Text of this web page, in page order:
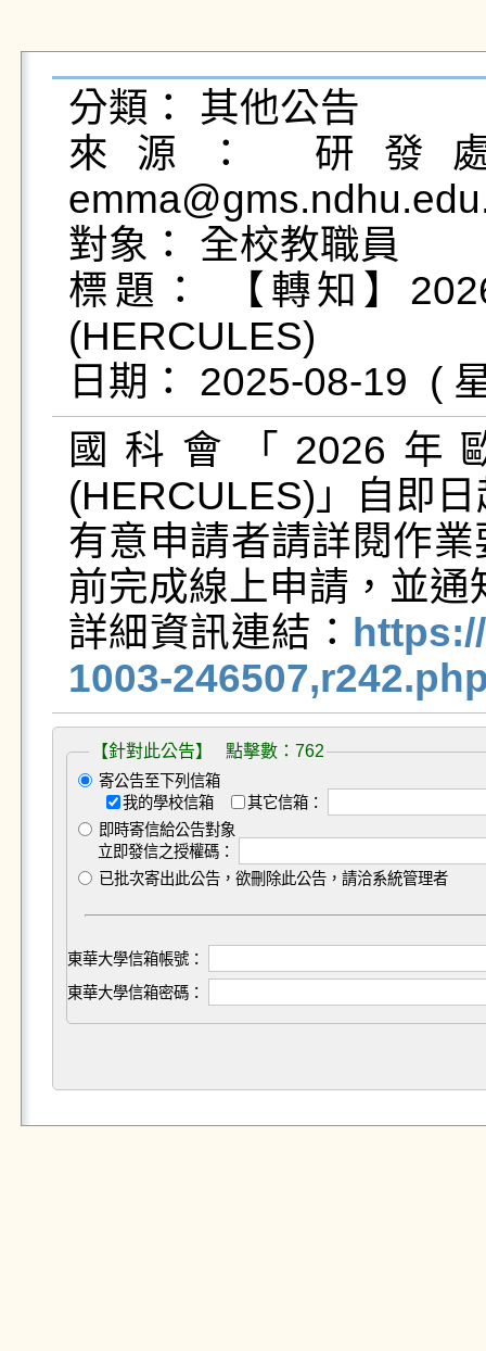
分類： 其他公告
來源： 研發
對象： 全校教職員
標題： 【轉知】
(HERCULES)
國科會「2026年
(HERCULES)」自即
有意申請者請詳閱作
前完成線上申請，並
詳細資訊連結：
1003-
【針對此公告】 點擊數：762
寄公告至下列信箱
我的學校信箱
其它信箱：
即時寄信給公告對象
立即發信之授權碼：
已批次寄出此公告，欲刪除此公告，請洽系統管理者
東華大學信箱帳號：
東華大學信箱密碼：